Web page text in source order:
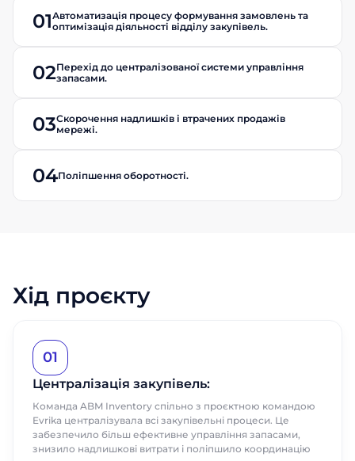
01Автоматизація процесу формування замовлень та
оптимізація діяльності відділу закупівель.
02Перехід до централізованої системи управління
запасами.
03Скорочення надлишків і втрачених продажів
мережі.
04Поліпшення оборотності.
Хід проєкту
01
Централізація закупівель:
Команда ABM Inventory спільно з проєктною командою
Evrika централізувала всі закупівельні процеси. Це
забезпечило більш ефективне управління запасами,
знизило надлишкові витрати і поліпшило координацію